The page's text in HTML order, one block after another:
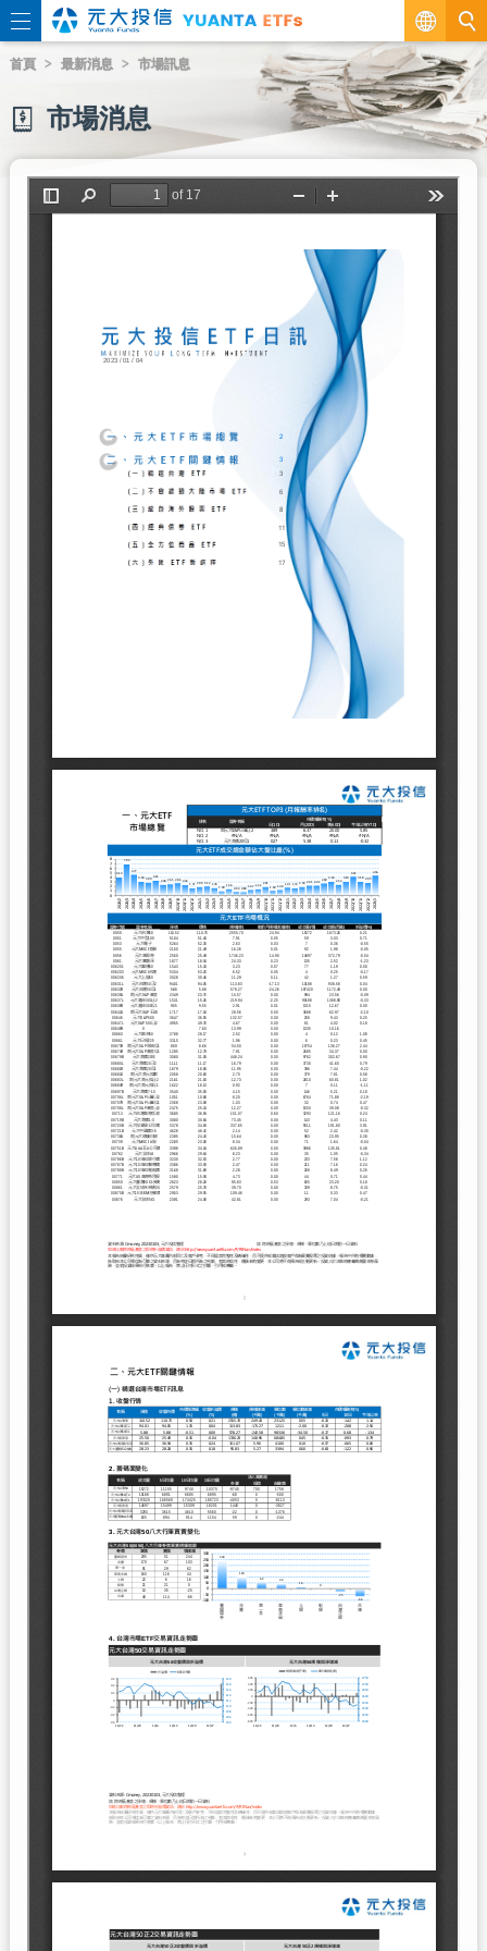
繁
EN
首頁 最新消息 市場訊息
市場消息